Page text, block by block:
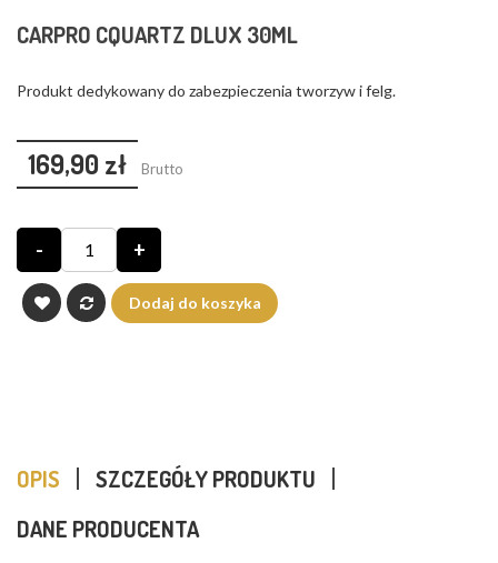
CARPRO CQUARTZ DLUX 30ML
Produkt dedykowany do zabezpieczenia tworzyw i felg.
169,90 zł Brutto
- +
Dodaj do koszyka
OPIS
SZCZEGÓŁY PRODUKTU
DANE PRODUCENTA